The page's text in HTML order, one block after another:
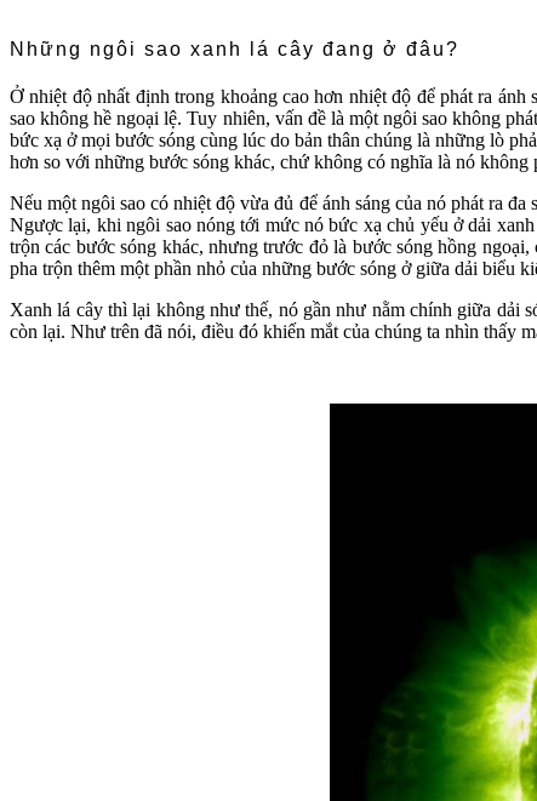
Những ngôi sao xanh lá cây đang ở đâu?
Ở nhiệt độ nhất định trong khoảng cao hơn nhiệt độ để phát ra
sao không hề ngoại lệ. Tuy nhiên, vấn đề là một ngôi sao không
bức xạ ở mọi bước sóng cùng lúc do bản thân chúng là những lò
hơn so với những bước sóng khác, chứ không có nghĩa là nó không
Nếu một ngôi sao có nhiệt độ vừa đủ để ánh sáng của nó phát ra
Ngược lại, khi ngôi sao nóng tới mức nó bức xạ chủ yếu ở dải
trộn các bước sóng khác, nhưng trước đỏ là bước sóng hồng
pha trộn thêm một phần nhỏ của những bước sóng ở giữa dải biểu
Xanh lá cây thì lại không như thế, nó gần như nằm chính giữa dải
còn lại. Như trên đã nói, điều đó khiến mắt của chúng ta nhìn thấy